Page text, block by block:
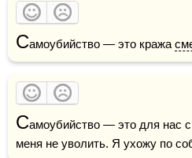
Самоубийство — это кража
Самоубийство — это для нас
меня не уволить. Я ухожу по